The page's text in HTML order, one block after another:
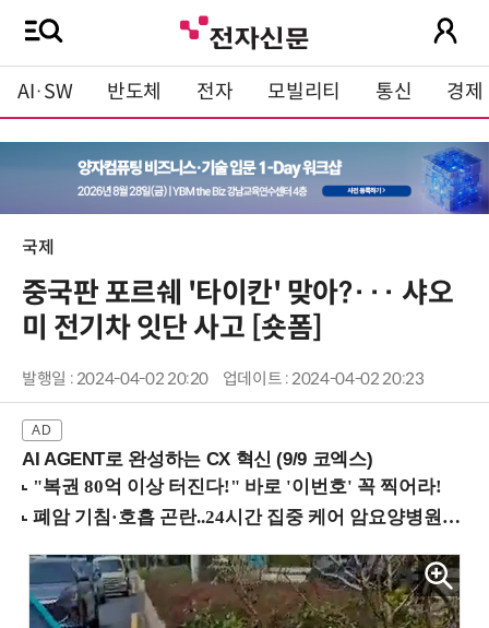
AI·SW 반도체 전자 모빌리티 통신 경제
국제
중국판 포르쉐 '타이칸' 맞아?··· 샤오
미 전기차 잇단 사고 [숏폼]
발행일 : 2024-04-02 20:20 업데이트 : 2024-04-02 20:23
AI AGENT로 완성하는 CX 혁신 (9/9 코엑스)